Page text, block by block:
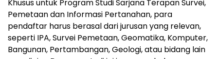
Khusus untuk Program Studi Sarjana Terapan Survei,
Pemetaan dan Informasi Pertanahan, para
pendaftar harus berasal dari jurusan yang relevan,
seperti IPA, Survei Pemetaan, Geomatika, Komputer,
Bangunan, Pertambangan, Geologi, atau bidang lain